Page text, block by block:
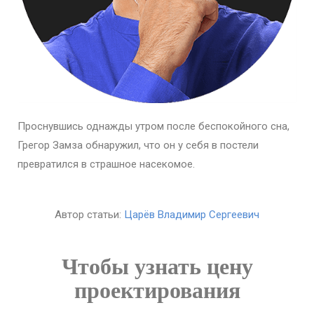
Проснувшись однажды утром после беспокойного сна,
Грегор Замза обнаружил, что он у себя в постели
превратился в страшное насекомое.
Автор статьи: Царёв Владимир Сергеевич
Чтобы узнать цену
проектирования